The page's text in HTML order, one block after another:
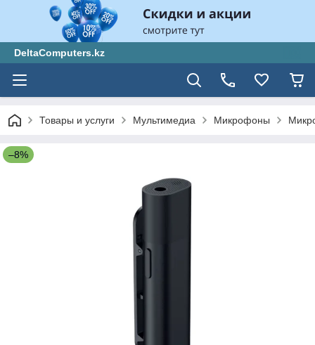
DeltaComputers.kz
Товары и услуги Мультимедиа Микрофоны
–8%